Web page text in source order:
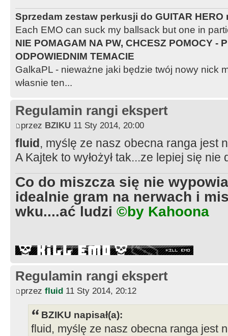
Sprzedam zestaw perkusji do GUITAR
Each EMO can suck my ballsack but one in
NIE POMAGAM NA PW, CHCESZ POMOCY -
ODPOWIEDNIM TEMACIE
GalkaPL - nieważne jaki będzie twój nowy nick
własnie ten...
Regulamin rangi ekspert
przez BZIKU 11 Sty 2014, 20:00
fluid, myślę ze nasz obecna ranga jest
A Kajtek to wyłożył tak...ze lepiej się nie
Co do miszcza się nie
idealnie gram na nerwach i
wku....ać ludzi ©by Kahoona
Regulamin rangi ekspert
przez fluid 11 Sty 2014, 20:12
BZIKU napisał(a):
fluid, myślę ze nasz obecna ranga jest